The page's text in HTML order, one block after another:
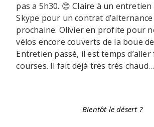
pas a 5h30. 😊 Claire à un
Skype pour un contrat d’alternance
prochaine. Olivier en profite pour
vélos encore couverts de la boue
Entretien passé, il est temps d’aller
courses. Il fait déjà très très
Bientôt le désert ?